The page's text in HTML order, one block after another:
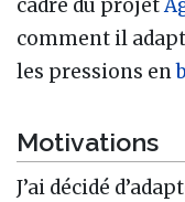
cadre du projet
comment il
les pressions en
Motivations
J’ai décidé